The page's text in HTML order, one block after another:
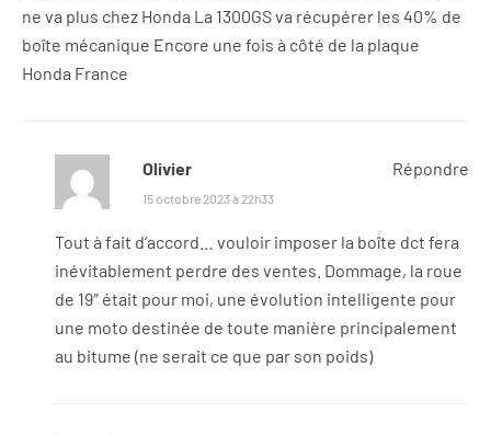
ne va plus chez Honda La 1300GS va récupérer les 40% de
boîte mécanique Encore une fois à côté de la plaque
Honda France
Olivier
15 octobre 2023 à 22h33
Tout à fait d’accord… vouloir imposer la boîte dct fera
inévitablement perdre des ventes. Dommage, la roue
de 19″ était pour moi, une évolution intelligente pour
une moto destinée de toute manière principalement
au bitume (ne serait ce que par son poids)
Répondre